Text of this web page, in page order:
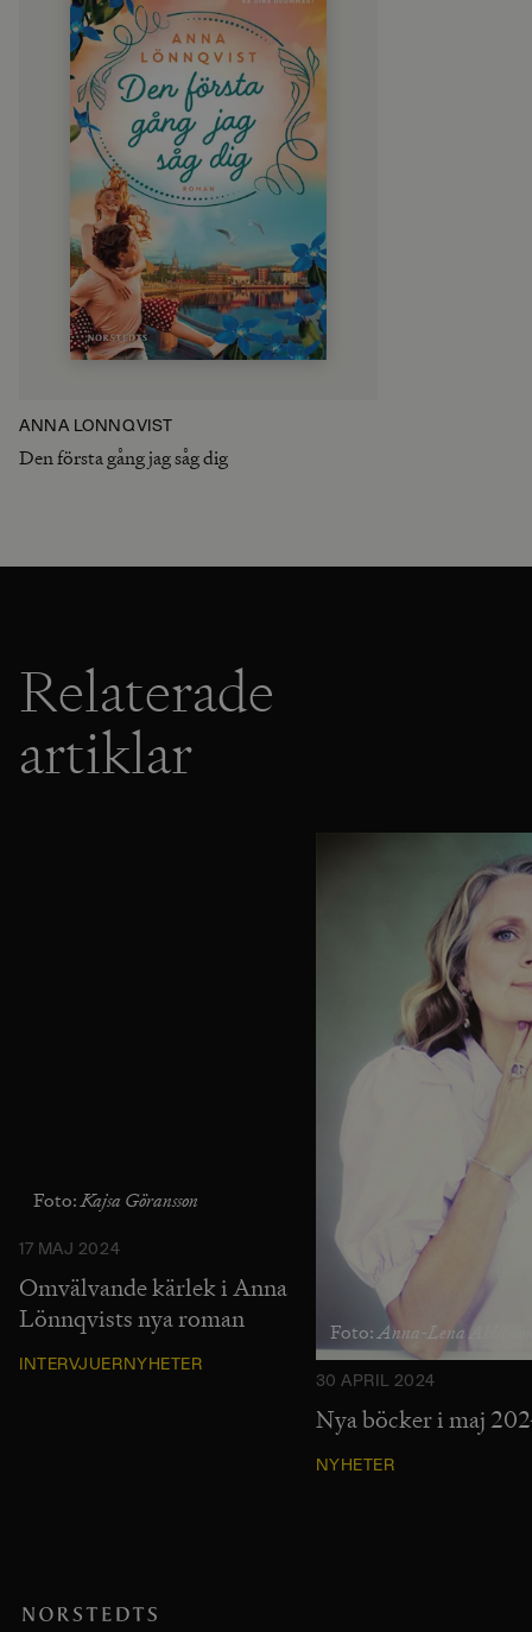
ANNA LÖNNQVIST
Den första gång jag såg dig
Relaterade
artiklar
Foto:Kajsa Göransson
17 MAJ 2024
Omvälvande kärlek i Anna
Lönnqvists nya roman
INTERVJUERNYHETER
Foto:Anna-Lena
30 APRIL 2024
Nya böcker i maj
NYHETER